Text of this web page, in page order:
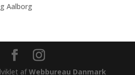
Aalborg
afWebbureau Danmark